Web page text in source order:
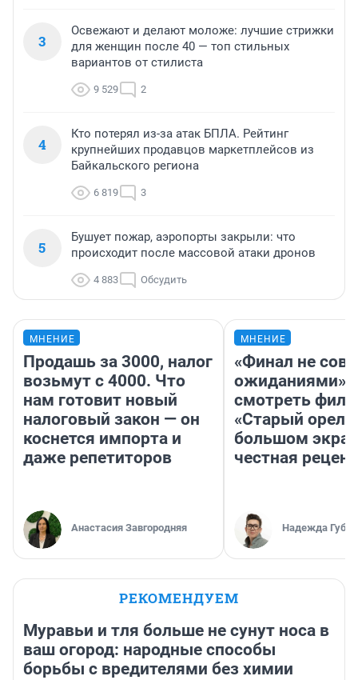
3
Освежают и делают моложе: лучшие стрижки
для женщин после 40 — топ стильных
вариантов от стилиста
9 529 2
4
Кто потерял из-за атак БПЛА. Рейтинг
крупнейших продавцов маркетплейсов из
Байкальского региона
6 819 3
5
Бушует пожар, аэропорты закрыли: что
происходит после массовой атаки дронов
4 883 Обсудить
МНЕНИЕ
Продашь за 3000, налог
возьмут с 4000. Что
нам готовит новый
налоговый закон — он
коснется импорта и
даже репетиторов
Анастасия Завгородняя
МНЕНИЕ
«Финал не
ожиданиями»:
смотреть
«Старый орел»
большом
честная
Надежда
РЕКОМЕНДУЕМ
Муравьи и тля больше не сунут носа в
ваш огород: народные способы
борьбы с вредителями без химии